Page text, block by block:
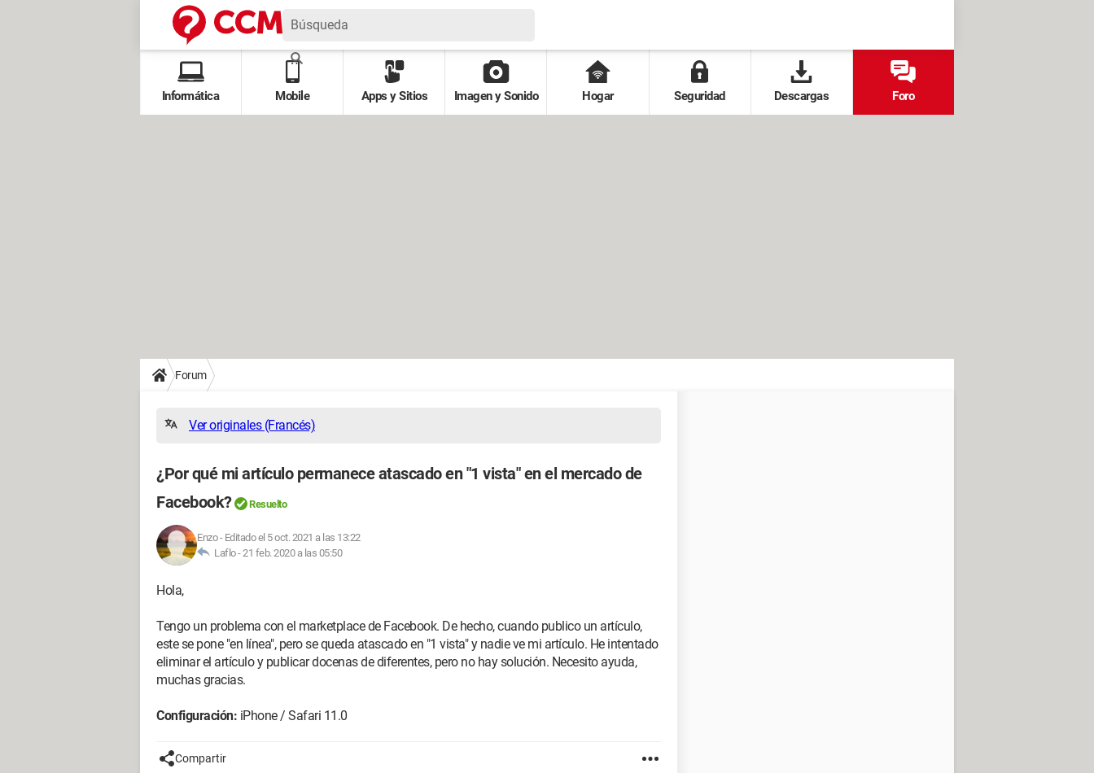
Informática Mobile Apps y Sitios Imagen y Sonido Hogar Seguridad Descargas Foro
Forum
Ver originales (Francés)
¿Por qué mi artículo permanece atascado en "1 vista" en el mercado de
Facebook?
Resuelto
Enzo- Editado el 5 oct. 2021 a las 13:22
Laflo -21 feb. 2020 a las 05:50
Hola,
Tengo un problema con el marketplace de Facebook. De hecho, cuando publico un artículo,
este se pone "en línea", pero se queda atascado en "1 vista" y nadie ve mi artículo. He intentado
eliminar el artículo y publicar docenas de diferentes, pero no hay solución. Necesito ayuda,
muchas gracias.
Configuración: iPhone / Safari 11.0
Compartir